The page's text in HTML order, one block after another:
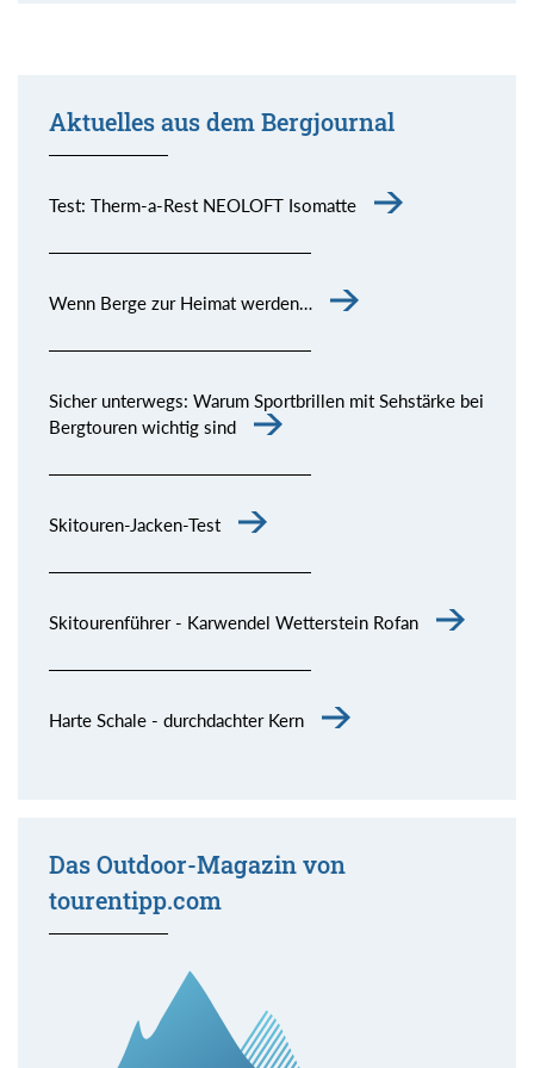
Aktuelles aus dem Bergjournal
Test: Therm-a-Rest NEOLOFT Isomatte
Wenn Berge zur Heimat werden…
Sicher unterwegs: Warum Sportbrillen mit Sehstärke bei
Bergtouren wichtig sind
Skitouren-Jacken-Test
Skitourenführer - Karwendel Wetterstein Rofan
Harte Schale - durchdachter Kern
Das Outdoor-Magazin von
tourentipp.com